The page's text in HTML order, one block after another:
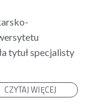
tytuł specjalisty
CZYTAJ WIĘCEJ